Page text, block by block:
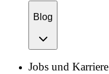
Blog
Jobs und Karriere